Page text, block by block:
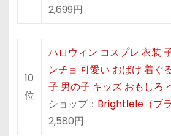
2,699円
10
位
ハロウィン コスプレ 衣装
ンチョ 可愛い おばけ 着ぐ
子 男の子 キッズ おもしろ
ショップ： Brightlele（ブラ
2,580円